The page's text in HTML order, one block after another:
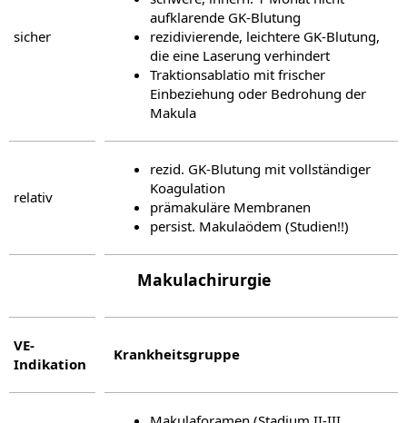
sicher
aufklarende GK-Blutung
rezidivierende, leichtere GK-Blutung,
die eine Laserung verhindert
Traktionsablatio mit frischer
Einbeziehung oder Bedrohung der
Makula
relativ
rezid. GK-Blutung mit vollständiger
Koagulation
prämakuläre Membranen
persist. Makulaödem (Studien!!)
Makulachirurgie
VE-
Indikation
Krankheitsgruppe